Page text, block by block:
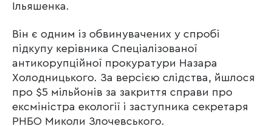
Ільяшенка.
Він є одним із обвинувачених у спробі
підкупу керівника Спеціалізованої
антикорупційної прокуратури Назара
Холодницького. За версією слідства, йшлося
про $5 мільйонів за закриття справи про
ексміністра екології і заступника секретаря
РНБО Миколи Злочевського.